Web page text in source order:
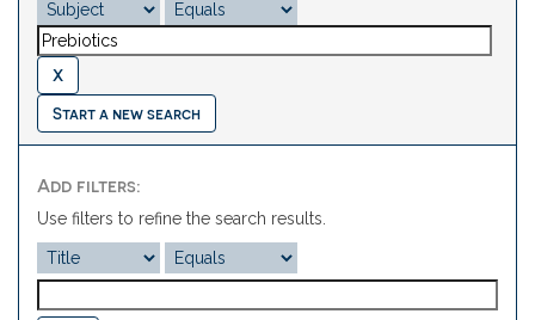
Start a new search
Add filters:
Use filters to refine the search results.